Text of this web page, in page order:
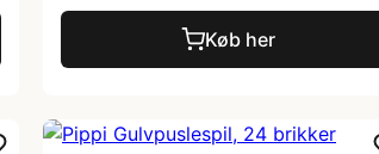
Køb her